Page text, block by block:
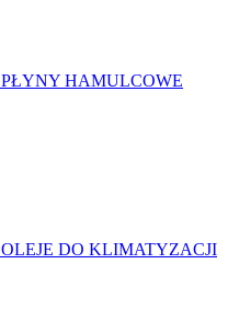
PŁYNY HAMULCOWE
OLEJE DO KLIMATYZACJI